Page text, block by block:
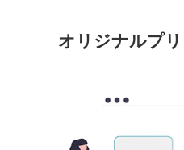
オリジナルプ